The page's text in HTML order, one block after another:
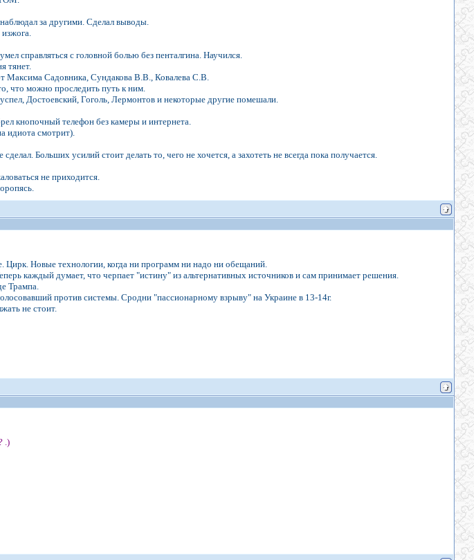
за другими. Сделал выводы.
справляться с головной болью без пенталгина. Научился.
тянет.
Максима Садовника, Сундакова В.В., Ковалева С.В.
что можно проследить путь к ним.
Достоевский, Гоголь, Лермонтов и некоторые другие помешали.
кнопочный телефон без камеры и интернета.
идиота смотрит).
Больших усилий стоит делать то, чего не хочется, а захотеть не всегда пока получается.
не приходится.
Новые технологии, когда ни программ ни надо ни обещаний.
каждый думает, что черпает "истину" из альтернативных источников и сам принимает решения.
Трампа.
против системы. Сродни "пассионарному взрыву" на Украине в 13-14г.
не стоит.
.)